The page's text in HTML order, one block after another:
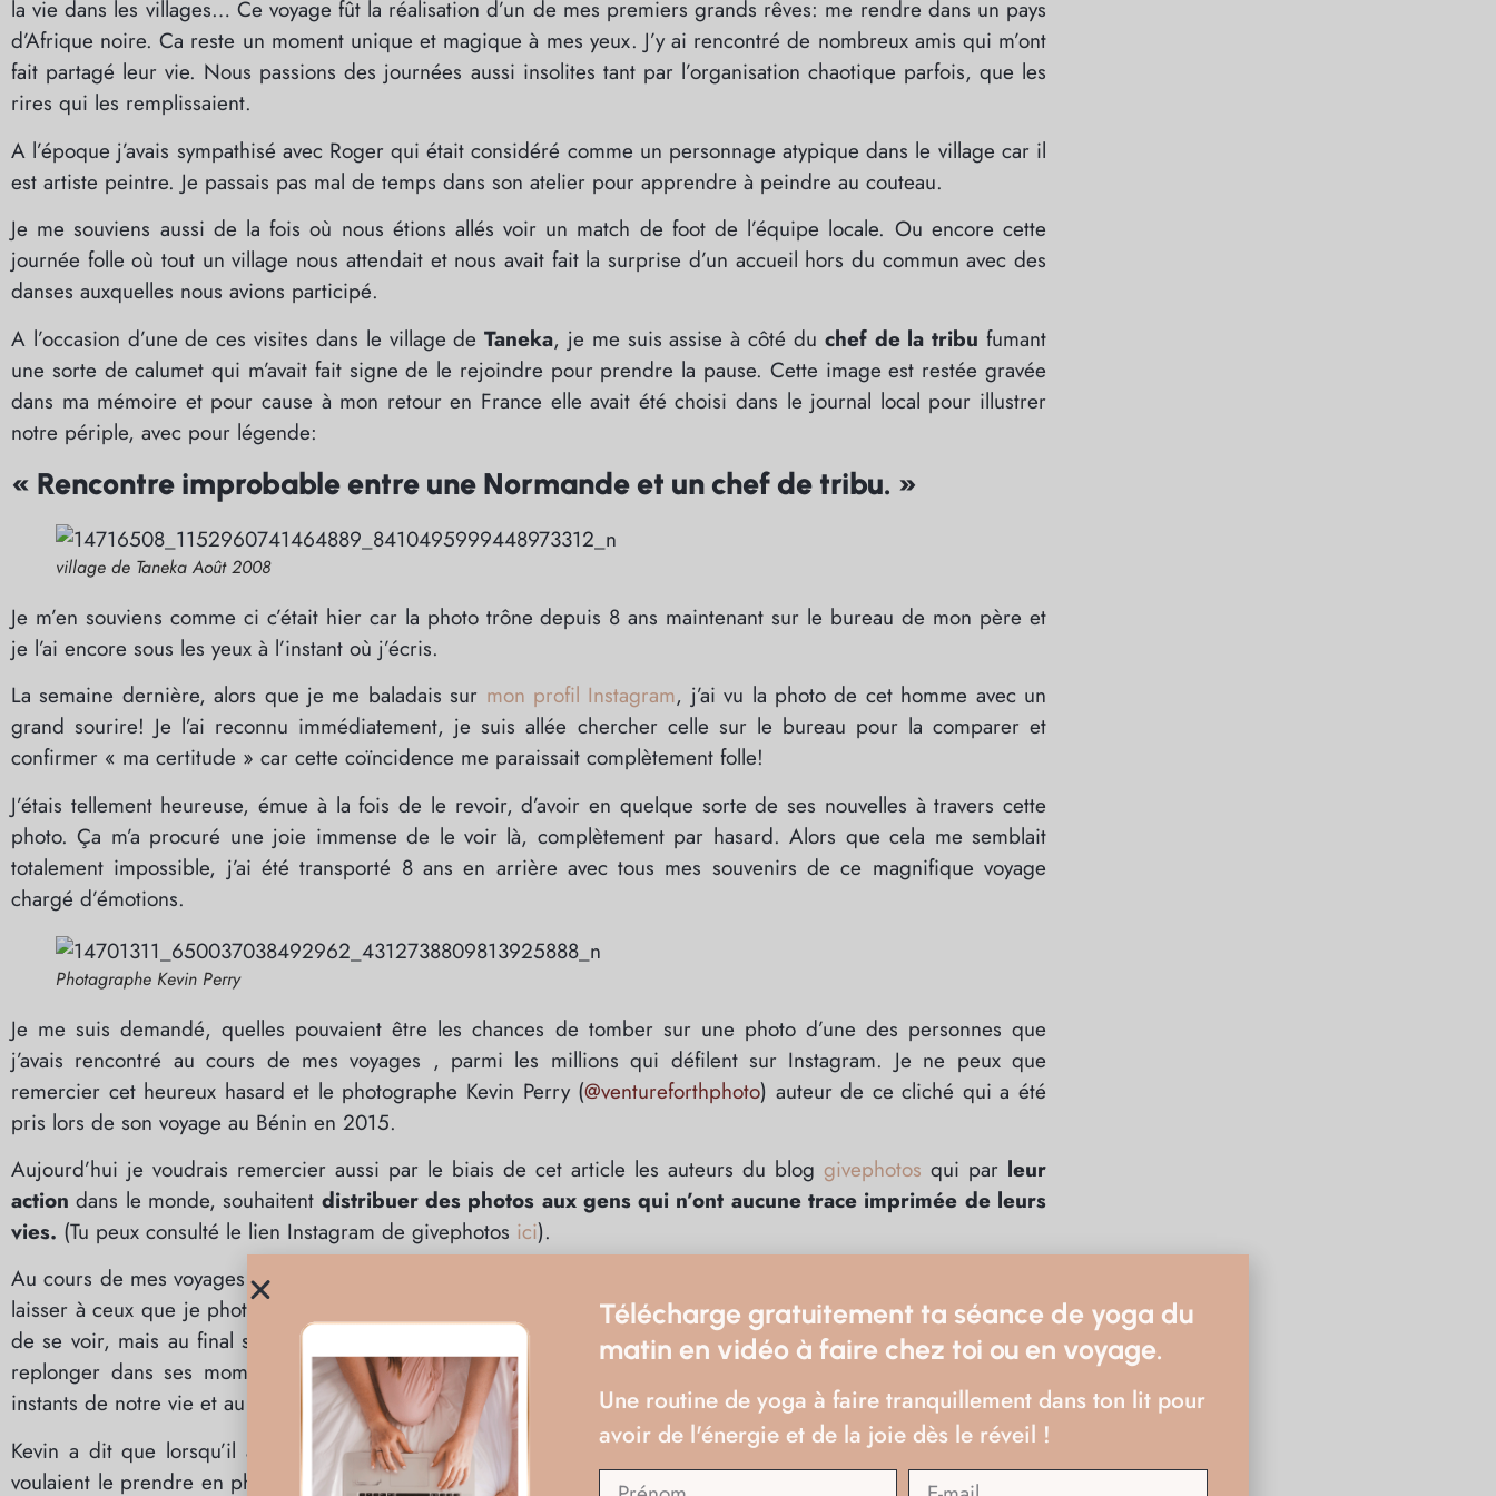
la vie dans les villages… Ce voyage fût la réalisation d’un de mes premiers grands rêves: me rendre dans un pays
d’Afrique noire. Ca reste un moment unique et magique à mes yeux. J’y ai rencontré de nombreux amis qui m’ont
fait partagé leur vie. Nous passions des journées aussi insolites tant par l’organisation chaotique parfois, que les
rires qui les remplissaient.
A l’époque j’avais sympathisé avec Roger qui était considéré comme un personnage atypique dans le village car il
est artiste peintre. Je passais pas mal de temps dans son atelier pour apprendre à peindre au couteau.
Je me souviens aussi de la fois où nous étions allés voir un match de foot de l’équipe locale. Ou encore cette
journée folle où tout un village nous attendait et nous avait fait la surprise d’un accueil hors du commun avec des
danses auxquelles nous avions participé.
A l’occasion d’une de ces visites dans le village de Taneka, je me suis assise à côté du chef de la tribufumant
une sorte de calumet qui m’avait fait signe de le rejoindre pour prendre la pause. Cette image est restée gravée
dans ma mémoire et pour cause à mon retour en France elle avait été choisi dans le journal local pour illustrer
notre périple, avec pour légende:
« Rencontre improbable entre une Normande et un chef de tribu. »
village de Taneka Août 2008
Je m’en souviens comme ci c’était hier car la photo trône depuis 8 ans maintenant sur le bureau de mon père et
je l’ai encore sous les yeux à l’instant où j’écris.
La semaine dernière, alors que je me baladais sur mon profil Instagram, j’ai vu la photo de cet homme avec un
grand sourire! Je l’ai reconnu immédiatement, je suis allée chercher celle sur le bureau pour la comparer et
confirmer « ma certitude » car cette coïncidence me paraissait complètement folle!
J’étais tellement heureuse, émue à la fois de le revoir, d’avoir en quelque sorte de ses nouvelles à travers cette
photo. Ça m’a procuré une joie immense de le voir là, complètement par hasard. Alors que cela me semblait
totalement impossible, j’ai été transporté 8 ans en arrière avec tous mes souvenirs de ce magnifique voyage
chargé d’émotions.
Photagraphe Kevin Perry
Je me suis demandé, quelles pouvaient être les chances de tomber sur une photo d’une des personnes que
j’avais rencontré au cours de mes voyages , parmi les millions qui défilent sur Instagram. Je ne peux que
remercier cet heureux hasard et le photographe Kevin Perry (@ventureforthphoto) auteur de ce cliché qui a été
pris lors de son voyage au Bénin en 2015.
Aujourd’hui je voudrais remercier aussi par le biais de cet article les auteurs du blog givephotos qui par leur
action dans le monde, souhaitent distribuer des photos aux gens qui n’ont aucune trace imprimée de leurs
vies. (Tu peux consulté le lien Instagram de givephotos ici).
Au cours de mes voyages et cette fois-ci particulièrement j’ai souvent regretté de ne pas avoir eu la possibilité de
laisser à ceux que je photographiais une trace de notre rencontre. Ils sont tellement heureux d’avoir l’opportunité
de se voir, mais au final seul le touriste emporte avec lui la trace de ce souvenir. C’est important de pouvoir se
replonger dans ses moments passés, d’avoir un support qui nous rappelle à la fois aux souvenirs d’heureux
instants de notre vie et au temps qui passe.
Kevin a dit que lorsqu’il avait donné sa photo au chef du village, il lui a expliqué que de nombreux touristes
voulaient le prendre en photo mais que jusqu’alors aucun ne lui en avait laissé une. Quand je vois la joie qu’il y a
Télécharge gratuitement ta séance de yoga du
matin en vidéo à faire chez toi ou en voyage.
Une routine de yoga à faire tranquillement dans ton lit pour
avoir de l'énergie et de la joie dès le réveil !